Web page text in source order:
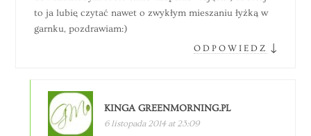
to ja lubię czytać nawet o zwykłym mieszaniu łyżką w
garnku, pozdrawiam:)
ODPOWIEDZ ↓
KINGA GREENMORNING.PL
6 listopada 2014 at 23:09